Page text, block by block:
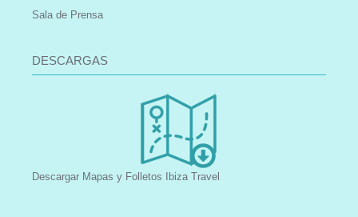
Sala de Prensa
DESCARGAS
Descargar Mapas y Folletos Ibiza Travel